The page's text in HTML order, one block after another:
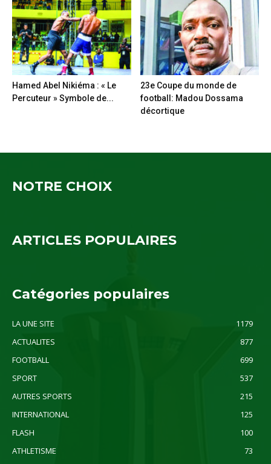
Hamed Abel Nikiéma : « Le
Percuteur » Symbole de...
23e Coupe du monde de
football: Madou Dossama
décortique
NOTRE CHOIX
ARTICLES POPULAIRES
Catégories populaires
LA UNE SITE
1179
ACTUALITES
877
FOOTBALL
699
SPORT
537
AUTRES SPORTS
215
INTERNATIONAL
125
FLASH
100
ATHLETISME
73